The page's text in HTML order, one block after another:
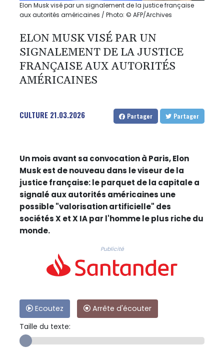
Elon Musk visé par un signalement de la justice française
aux autorités américaines / Photo: © AFP/Archives
ELON MUSK VISÉ PAR UN
SIGNALEMENT DE LA JUSTICE
FRANÇAISE AUX AUTORITÉS
AMÉRICAINES
CULTURE 21.03.2026 Partager Partager
Un mois avant sa convocation à Paris, Elon
Musk est de nouveau dans le viseur de la
justice française: le parquet de la capitale a
signalé aux autorités américaines une
possible "valorisation artificielle" des
sociétés X et X IA par l'homme le plus riche du
monde.
Publicité
Ecoutez
Arrête d'écouter
Taille du texte: